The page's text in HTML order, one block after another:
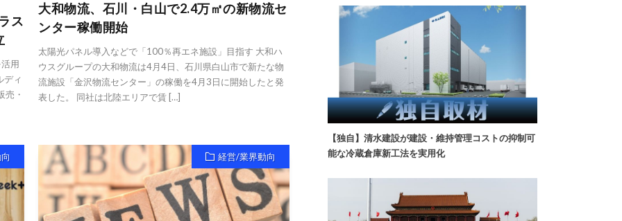
ス
用
ディ
売・
大和物流、石川・白山で2.4万㎡の新物流セ
ンター稼働開始
太陽光パネル導入などで「100％再エネ施設」目指す 大和ハ
ウスグループの大和物流は4月4日、石川県白山市で新たな物
流施設「金沢物流センター」の稼働を4月3日に開始したと発
表した。 同社は北陸エリアで賃 […]
経営/業界動向
【独自】清水建設が建設・維持管理コストの抑制可
能な冷蔵倉庫新工法を実用化